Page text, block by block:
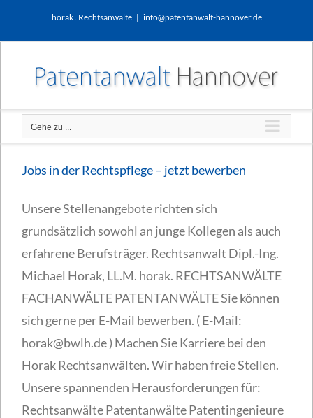
horak . Rechtsanwälte | info@patentanwalt-hannover.de
Gehe zu ...
Jobs in der Rechtspflege – jetzt bewerben
Unsere Stellenangebote richten sich
grundsätzlich sowohl an junge Kollegen als auch
erfahrene Berufsträger. Rechtsanwalt Dipl.-Ing.
Michael Horak, LL.M. horak. RECHTSANWÄLTE
FACHANWÄLTE PATENTANWÄLTE Sie können
sich gerne per E-Mail bewerben. ( E-Mail:
horak@bwlh.de ) Machen Sie Karriere bei den
Horak Rechtsanwälten. Wir haben freie Stellen.
Unsere spannenden Herausforderungen für:
Rechtsanwälte Patentanwälte Patentingenieure